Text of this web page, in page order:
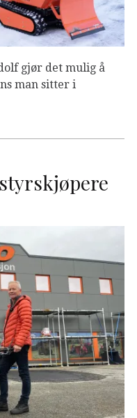
gjør det mulig å
man sitter i